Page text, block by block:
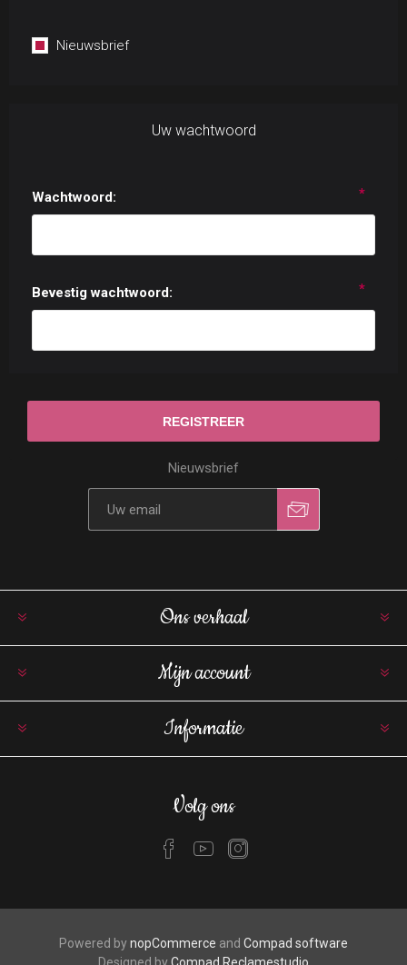
Nieuwsbrief
Uw wachtwoord
Wachtwoord: *
Bevestig wachtwoord: *
Nieuwsbrief
Ons verhaal
Mijn account
Informatie
Volg ons
Powered bynopCommerce and Compad software